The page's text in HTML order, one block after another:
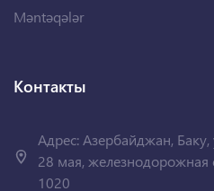
Məntəqələr
Контакты
Адрес: Азербайджан,
28 мая, железнодорожная
1020